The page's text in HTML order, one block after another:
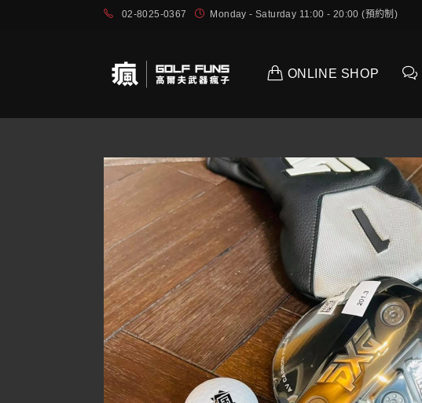
02-8025-0367 Monday - Saturday 11:00 - 20:00 (預約制)
ONLINE SHOP